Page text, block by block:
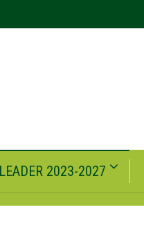
LEADER 2023-2027